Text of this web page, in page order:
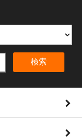
検索